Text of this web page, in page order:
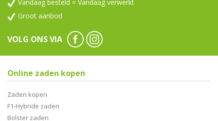
Vandaag besteld = Vandaag verwerkt
Groot aanbod
VOLG ONS VIA
Online zaden kopen
Zaden kopen
F1-Hybride zaden
Bolster zaden